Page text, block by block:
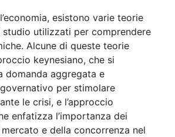
esistono varie teorie
utilizzati per comprendere
Alcune di queste teorie
keynesiano, che si
domanda aggregata e
per stimolare
le crisi, e l’approccio
enfatizza l’importanza dei
e della concorrenza nel